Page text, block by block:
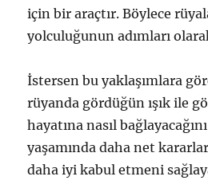
için bir araçtır. Böylece
yolculuğunun adımları
İstersen bu yaklaşımlara
rüyanda gördüğün ışık ile
hayatına nasıl
yaşamında daha net
daha iyi kabul etmeni